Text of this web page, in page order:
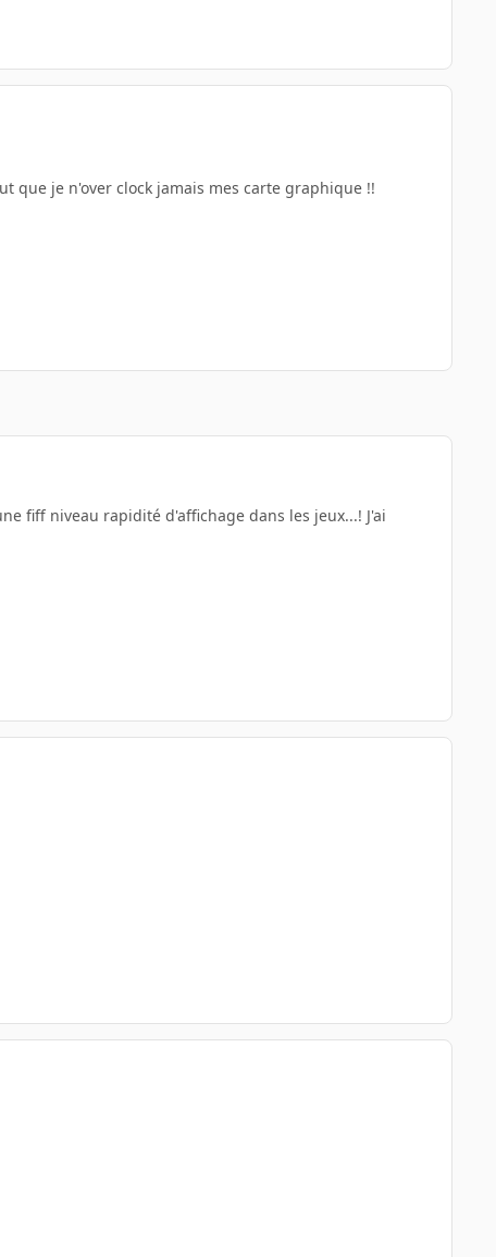
que je n'over clock jamais mes carte graphique !!
fiff niveau rapidité d'affichage dans les jeux...! J'ai